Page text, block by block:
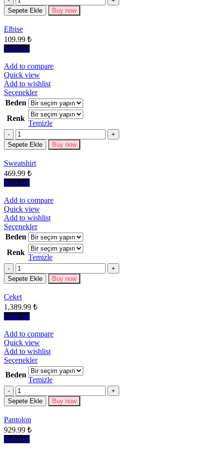
Seçenekler
Sepete Ekle Buy now
Elbise
109.99 ₺
Sold out
Add to compare
Quick view
Add to wishlist
SeçeneklerBu
ürünün
birden
fazla
varyasyonu
Seçenekler
Beden
Renk
Temizle
Miktar
Sepete Ekle Buy now
Sweatshirt
469.99 ₺
Sold out
Add to compare
Quick view
Add to wishlist
SeçeneklerBu
ürünün
birden
fazla
varyasyonu
Seçenekler
seçilebilir
Beden
Renk
Temizle
Miktar
Sepete Ekle Buy now
Ceket
1,389.99 ₺
Sold out
Add to compare
Quick view
Add to wishlist
SeçeneklerBu
ürünün
birden
fazla
varyasyonu
var.
Beden
Temizle
Miktar
Sepete Ekle Buy now
Pantolon
929.99 ₺
Sold out